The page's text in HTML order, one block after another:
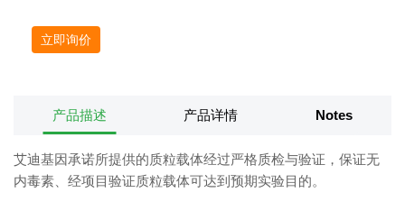
立即询价
产品描述 产品详情 Notes
艾迪基因承诺所提供的质粒载体经过严格质检与验证，保证无
内毒素、经项目验证质粒载体可达到预期实验目的。